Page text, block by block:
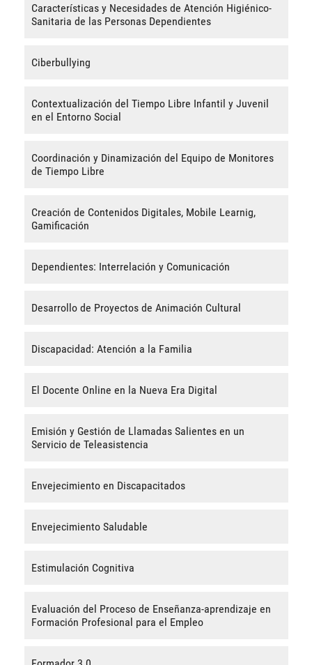
Características y Necesidades de Atención Higiénico-
Sanitaria de las Personas Dependientes
Ciberbullying
Contextualización del Tiempo Libre Infantil y Juvenil
en el Entorno Social
Coordinación y Dinamización del Equipo de Monitores
de Tiempo Libre
Creación de Contenidos Digitales, Mobile Learnig,
Gamificación
Dependientes: Interrelación y Comunicación
Desarrollo de Proyectos de Animación Cultural
Discapacidad: Atención a la Familia
El Docente Online en la Nueva Era Digital
Emisión y Gestión de Llamadas Salientes en un
Servicio de Teleasistencia
Envejecimiento en Discapacitados
Envejecimiento Saludable
Estimulación Cognitiva
Evaluación del Proceso de Enseñanza-aprendizaje en
Formación Profesional para el Empleo